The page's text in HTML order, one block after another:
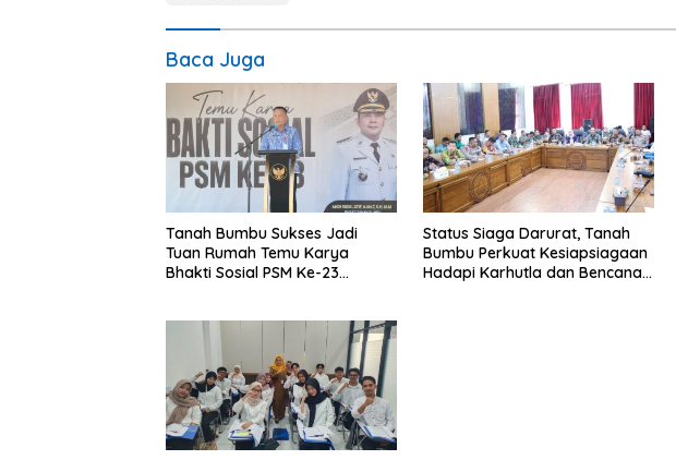
Baca Juga
Tanah Bumbu Sukses Jadi
Tuan Rumah Temu Karya
Bhakti Sosial PSM Ke-23
Status Siaga Darurat, Tanah
Bumbu Perkuat Kesiapsiagaan
Hadapi Karhutla dan Bencana